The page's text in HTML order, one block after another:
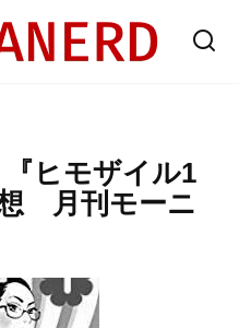
『ヒモザイル1
月刊モーニ